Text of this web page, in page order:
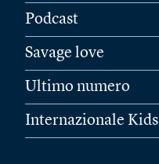
Podcast
Savage love
Ultimo numero
Internazionale Kids